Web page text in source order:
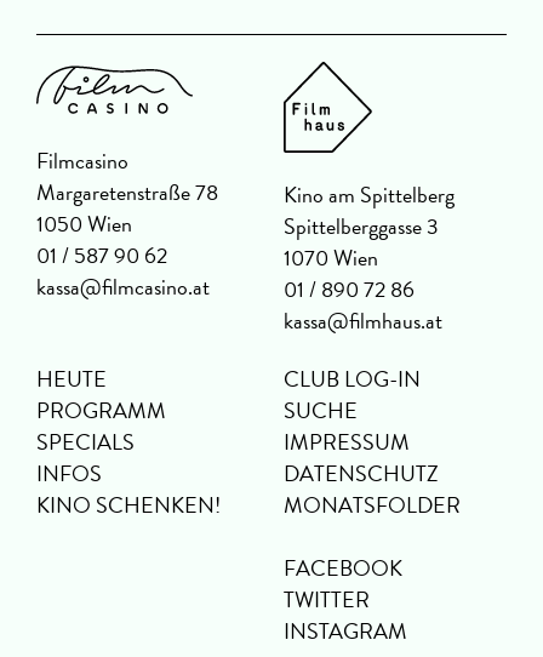
Filmcasino
Margaretenstraße 78
1050 Wien
01 / 587 90 62
kassa@filmcasino.at
Kino am Spittelberg
Spittelberggasse 3
1070 Wien
01 / 890 72 86
kassa@filmhaus.at
HEUTE
PROGRAMM
SPECIALS
INFOS
KINO SCHENKEN!
CLUB LOG-IN
SUCHE
IMPRESSUM
DATENSCHUTZ
MONATSFOLDER
FACEBOOK
TWITTER
INSTAGRAM